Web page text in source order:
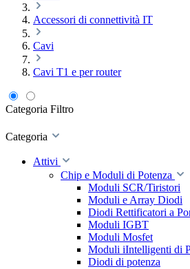
Accessori di connettività IT
Cavi
Cavi T1 e per router
Categoria Filtro
Categoria
Attivi
Chip e Moduli di Potenza
Moduli SCR/Tiristori
Moduli e Array Diodi
Diodi Rettificatori a
Moduli IGBT
Moduli Mosfet
Moduli iIntelligenti di
Diodi di potenza